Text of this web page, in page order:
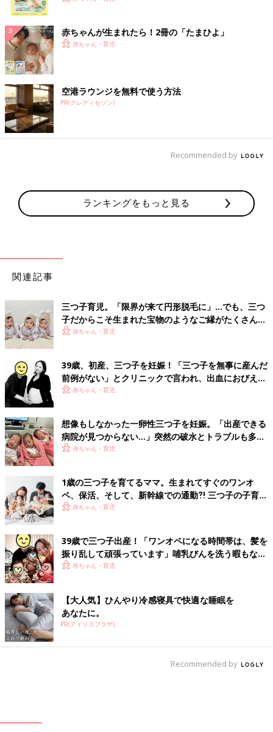
赤ちゃんが生まれたら！2冊の「たまひよ」
赤ちゃん・育児
空港ラウンジを無料で使う方法
PR(クレディセゾン)
Recommended by
ランキングをもっと見る
関連記事
三つ子育児。「限界が来て円形脱毛に」…でも、三つ
子だからこそ生まれた宝物のようなご縁がたくさん！
【体験談】
赤ちゃん・育児
39歳、初産、三つ子を妊娠！「三つ子を無事に産んだ
前例がない」とクリニックで言われ、出血におびえる
日々…【桑子英里アナ・インタビュー】
赤ちゃん・育児
想像もしなかった一卵性三つ子を妊娠。「出産できる
病院が見つからない…」突然の破水とトラブルも多数
経験！【体験談】
赤ちゃん・育児
1歳の三つ子を育てるママ。生まれてすぐのワンオ
ペ、保活、そして、新幹線での通勤⁈ 三つ子の子育て
のリアル【多胎育児体験談】
赤ちゃん・育児
39歳で三つ子出産！「ワンオペになる時間帯は、髪を
振り乱して頑張っています」哺乳びんを洗う暇もない
怒涛の育児とは！？【桑子英里アナ・インタビュー】
赤ちゃん・育児
【大人気】ひんやり冷感寝具で快適な睡眠を
あなたに。
PR(アイリスプラザ)
Recommended by